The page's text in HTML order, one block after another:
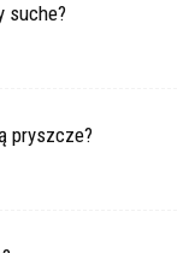
suche?
pryszcze?